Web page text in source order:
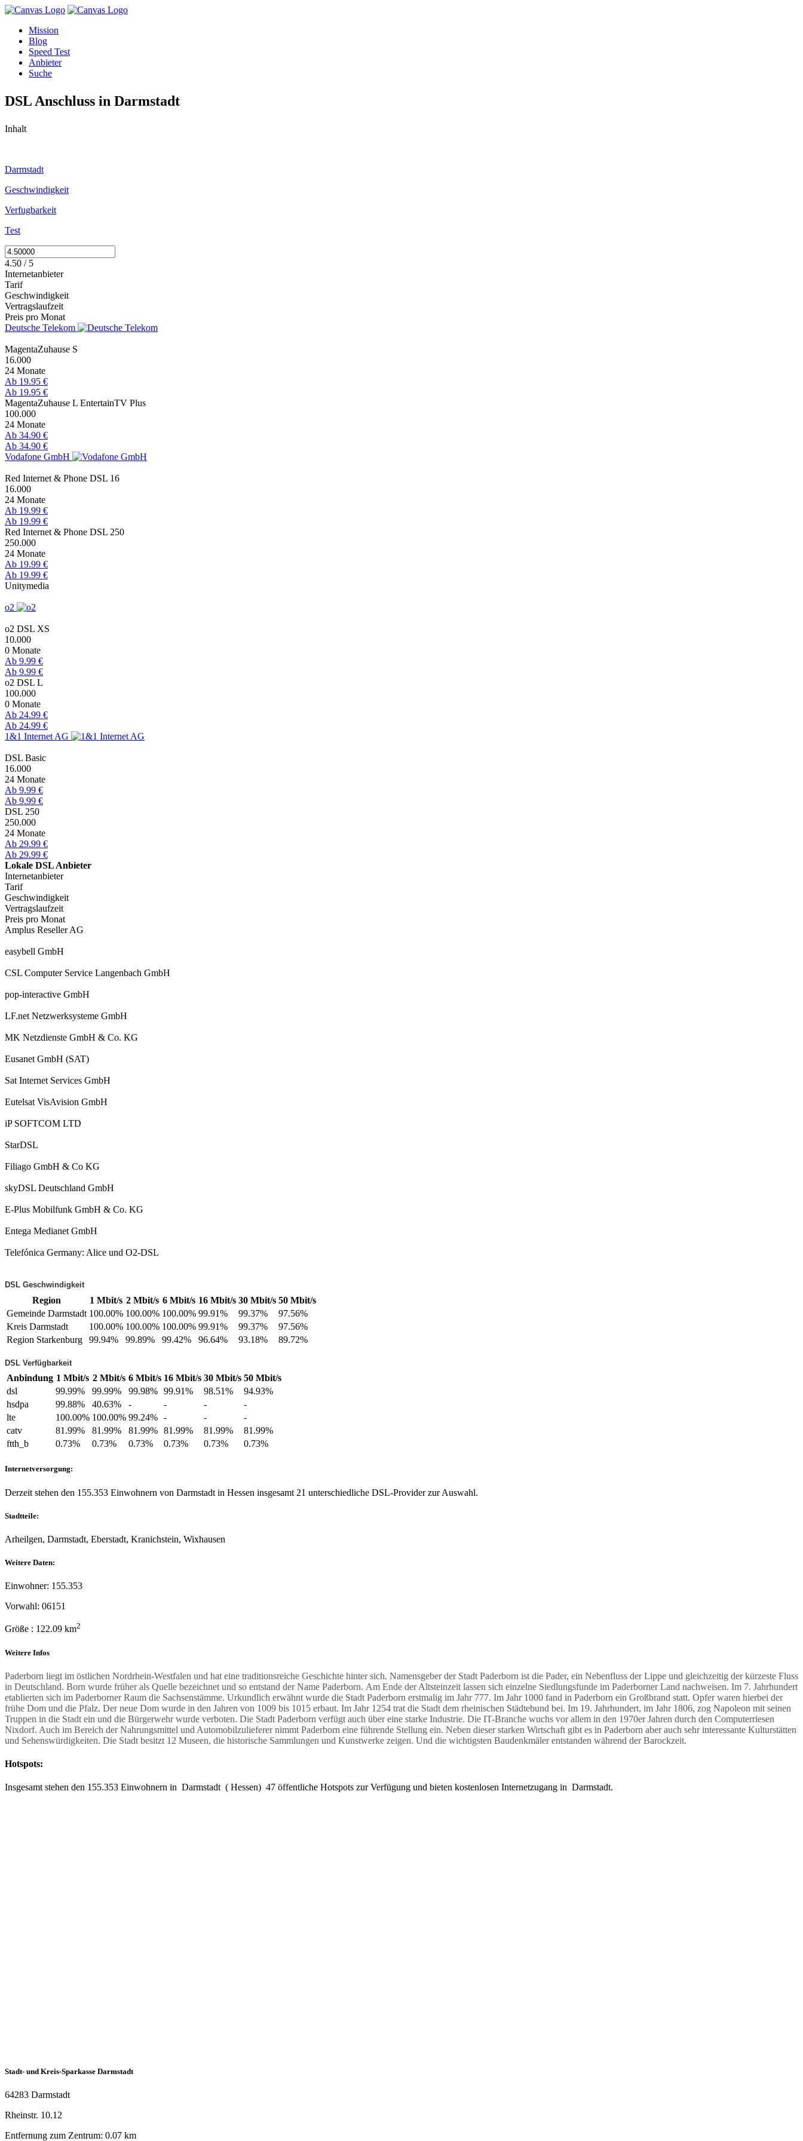
Mission
Blog
Speed Test
Anbieter
Suche
DSL Anschluss in Darmstadt
Inhalt
Darmstadt
Geschwindigkeit
Verfugbarkeit
Test
4.50 / 5
Internetanbieter
Tarif
Geschwindigkeit
Vertragslaufzeit
Preis pro Monat
Deutsche Telekom
MagentaZuhause S
16.000
24 Monate
Ab 19.95 €
Ab 19.95 €
MagentaZuhause L EntertainTV Plus
100.000
24 Monate
Ab 34.90 €
Ab 34.90 €
Vodafone GmbH
Red Internet & Phone DSL 16
16.000
24 Monate
Ab 19.99 €
Ab 19.99 €
Red Internet & Phone DSL 250
250.000
24 Monate
Ab 19.99 €
Ab 19.99 €
Unitymedia
o2
o2 DSL XS
10.000
0 Monate
Ab 9.99 €
Ab 9.99 €
o2 DSL L
100.000
0 Monate
Ab 24.99 €
Ab 24.99 €
1&1 Internet AG
DSL Basic
16.000
24 Monate
Ab 9.99 €
Ab 9.99 €
DSL 250
250.000
24 Monate
Ab 29.99 €
Ab 29.99 €
Lokale DSL Anbieter
Internetanbieter
Tarif
Geschwindigkeit
Vertragslaufzeit
Preis pro Monat
Amplus Reseller AG
easybell GmbH
CSL Computer Service Langenbach GmbH
pop-interactive GmbH
LF.net Netzwerksysteme GmbH
MK Netzdienste GmbH & Co. KG
Eusanet GmbH (SAT)
Sat Internet Services GmbH
Eutelsat VisAvision GmbH
iP SOFTCOM LTD
StarDSL
Filiago GmbH & Co KG
skyDSL Deutschland GmbH
E-Plus Mobilfunk GmbH & Co. KG
Entega Medianet GmbH
Telefónica Germany: Alice und O2-DSL
DSL Geschwindigkeit
Region 1 Mbit/s 2 Mbit/s 6 Mbit/s 16 Mbit/s 30 Mbit/s 50 Mbit/s
Gemeinde Darmstadt 100.00% 100.00% 100.00% 99.91% 99.37%
97.56%
Kreis Darmstadt
100.00% 100.00% 100.00% 99.91% 99.37%
97.56%
Region Starkenburg
99.94% 99.89% 99.42% 96.64% 93.18% 89.72%
DSL Verfügbarkeit
Anbindung 1 Mbit/s 2 Mbit/s 6 Mbit/s 16 Mbit/s 30 Mbit/s 50 Mbit/s
dsl
99.99% 99.99% 99.98% 99.91% 98.51%
94.93%
hsdpa
99.88% 40.63% - - -
-
lte
100.00% 100.00% 99.24% - -
-
catv
81.99% 81.99% 81.99% 81.99% 81.99%
81.99%
ftth_b
0.73% 0.73% 0.73% 0.73% 0.73% 0.73%
Internetversorgung:
Derzeit stehen den 155.353 Einwohnern von Darmstadt in Hessen insgesamt 21 unterschiedliche DSL-Provider zur Auswahl.
Stadtteile:
Arheilgen, Darmstadt, Eberstadt, Kranichstein, Wixhausen
Weitere Daten:
Einwohner: 155.353
Vorwahl: 06151
Größe : 122.09 km2
Weitere Infos
Paderborn liegt im östlichen Nordrhein-Westfalen und hat eine traditionsreiche Geschichte hinter sich. Namensgeber der Stadt Paderborn ist die Pader, ein Nebenfluss der Lippe und gleichzeitig der kürzeste Fluss
in Deutschland. Born wurde früher als Quelle bezeichnet und so entstand der Name Paderborn. Am Ende der Altsteinzeit lassen sich einzelne Siedlungsfunde im Paderborner Land nachweisen. Im 7. Jahrhundert
etablierten sich im Paderborner Raum die Sachsenstämme. Urkundlich erwähnt wurde die Stadt Paderborn erstmalig im Jahr 777. Im Jahr 1000 fand in Paderborn ein Großbrand statt. Opfer waren hierbei der
frühe Dom und die Pfalz. Der neue Dom wurde in den Jahren von 1009 bis 1015 erbaut. Im Jahr 1254 trat die Stadt dem rheinischen Städtebund bei. Im 19. Jahrhundert, im Jahr 1806, zog Napoleon mit seinen
Truppen in die Stadt ein und die Bürgerwehr wurde verboten. Die Stadt Paderborn verfügt auch über eine starke Industrie. Die IT-Branche wuchs vor allem in den 1970er Jahren durch den Computerriesen
Nixdorf. Auch im Bereich der Nahrungsmittel und Automobilzulieferer nimmt Paderborn eine führende Stellung ein. Neben dieser starken Wirtschaft gibt es in Paderborn aber auch sehr interessante Kulturstätten
und Sehenswürdigkeiten. Die Stadt besitzt 12 Museen, die historische Sammlungen und Kunstwerke zeigen. Und die wichtigsten Baudenkmäler entstanden während der Barockzeit.
Hotspots:
Insgesamt stehen den 155.353 Einwohnern in Darmstadt ( Hessen) 47 öffentliche Hotspots zur Verfügung und bieten kostenlosen Internetzugang in Darmstadt.
Stadt- und Kreis-Sparkasse Darmstadt
64283 Darmstadt
Rheinstr. 10.12
Entfernung zum Zentrum: 0.07 km